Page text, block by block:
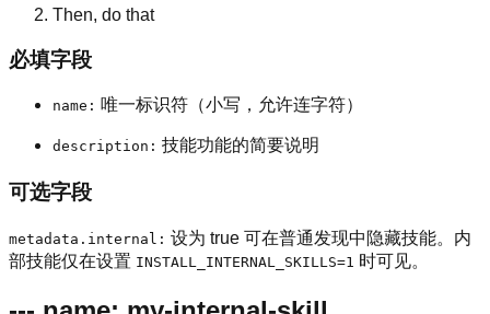
Then, do that
必填字段
name: 唯一标识符（小写，允许连字符）
description: 技能功能的简要说明
可选字段
metadata.internal: 设为 true 可在普通发现中隐藏技能。内
部技能仅在设置 INSTALL_INTERNAL_SKILLS=1 时可见。